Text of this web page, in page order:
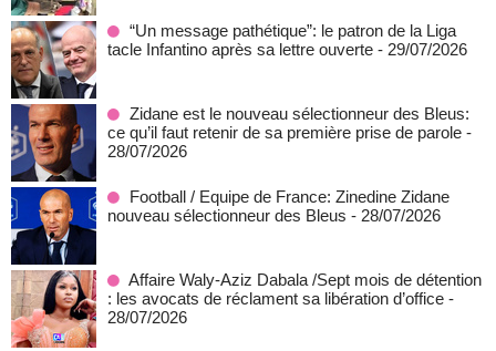
“Un message pathétique”: le patron de la Liga
tacle Infantino après sa lettre ouverte - 29/07/2026
Zidane est le nouveau sélectionneur des Bleus:
ce qu’il faut retenir de sa première prise de parole -
28/07/2026
Football / Equipe de France: Zinedine Zidane
nouveau sélectionneur des Bleus - 28/07/2026
Affaire Waly-Aziz Dabala /Sept mois de détention
: les avocats de réclament sa libération d’office -
28/07/2026